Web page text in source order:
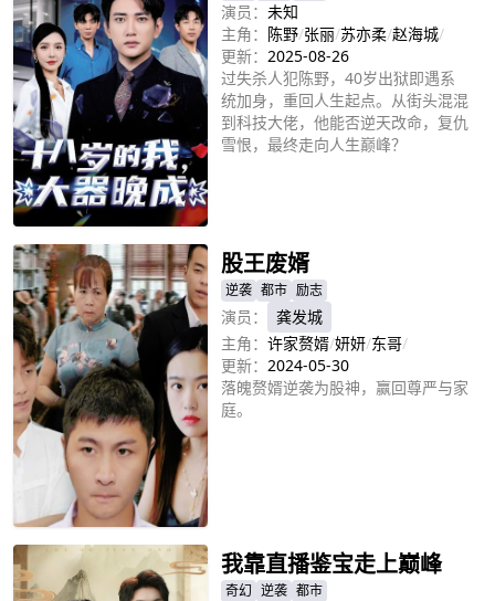
演员： 未知
主角： 陈野/张丽/苏亦柔/赵海城/
更新： 2025-08-26
过失杀人犯陈野，40岁出狱即遇系
统加身，重回人生起点。从街头混混
到科技大佬，他能否逆天改命，复仇
雪恨，最终走向人生巅峰？
股王废婿
逆袭 都市 励志
演员：
龚发城
主角： 许家赘婿/妍妍/东哥/
更新： 2024-05-30
落魄赘婿逆袭为股神，赢回尊严与家
庭。
我靠直播鉴宝走上巅峰
奇幻 逆袭 都市